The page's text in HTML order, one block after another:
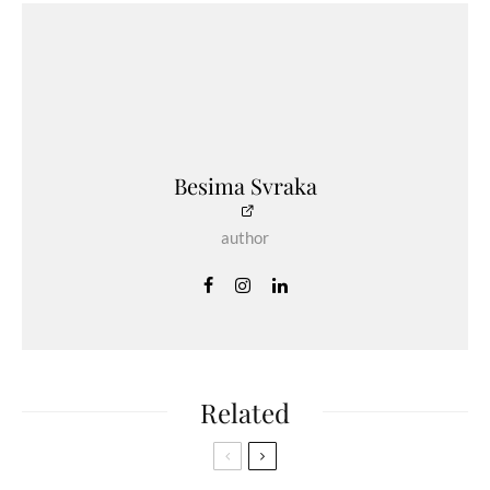
Besima Svraka
author
Related